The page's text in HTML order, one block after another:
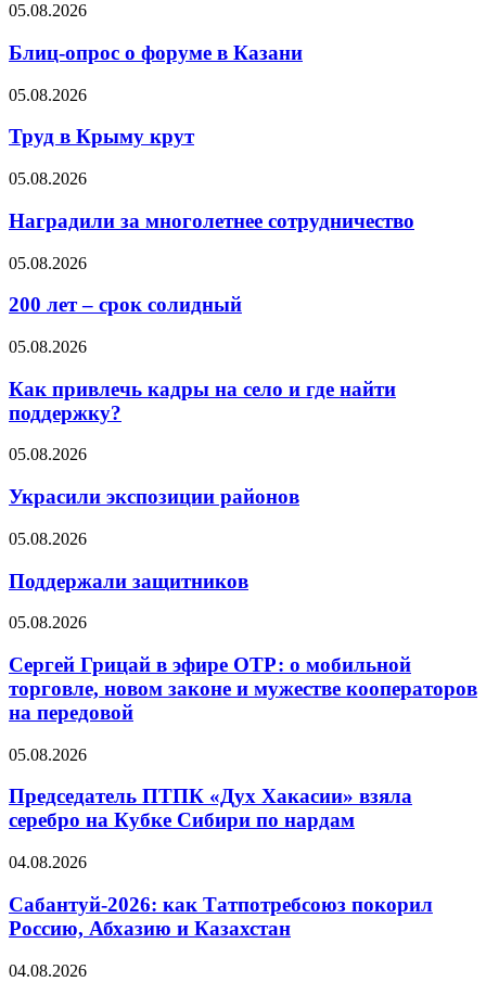
05.08.2026
Блиц-опрос о форуме в Казани
05.08.2026
Труд в Крыму крут
05.08.2026
Наградили за многолетнее сотрудничество
05.08.2026
200 лет – срок солидный
05.08.2026
Как привлечь кадры на село и где найти
поддержку?
05.08.2026
Украсили экспозиции районов
05.08.2026
Поддержали защитников
05.08.2026
Сергей Грицай в эфире ОТР: о мобильной
торговле, новом законе и мужестве кооператоров
на передовой
05.08.2026
Председатель ПТПК «Дух Хакасии» взяла
серебро на Кубке Сибири по нардам
04.08.2026
Сабантуй-2026: как Татпотребсоюз покорил
Россию, Абхазию и Казахстан
04.08.2026